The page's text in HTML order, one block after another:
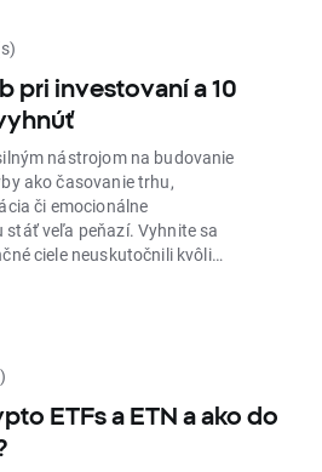
peniaze.
pri investovaní a 10
nástrojom na budovanie
ako časovanie trhu,
či emocionálne
stáť veľa peňazí. Vyhnite sa
ciele neuskutočnili kvôli
ETFs a ETN a ako do